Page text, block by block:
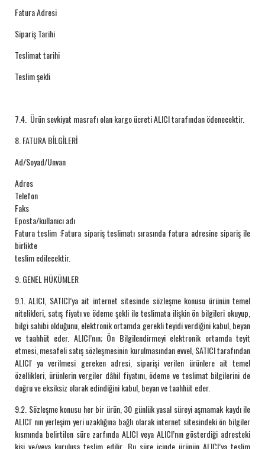
Fatura Adresi
Sipariş Tarihi
Teslimat tarihi
Teslim şekli
7.4. Ürün sevkiyat masrafı olan kargo ücreti ALICI tarafından ödenecektir.
8. FATURA BİLGİLERİ
Ad/Soyad/Unvan
Adres
Telefon
Faks
Eposta/kullanıcı adı
Fatura teslim :Fatura sipariş teslimatı sırasında fatura adresine sipariş ile
birlikte
teslim edilecektir.
9. GENEL HÜKÜMLER
9.1. ALICI, SATICI’ya ait internet sitesinde sözleşme konusu ürünün temel
nitelikleri, satış fiyatı ve ödeme şekli ile teslimata ilişkin ön bilgileri okuyup,
bilgi sahibi olduğunu, elektronik ortamda gerekli teyidi verdiğini kabul, beyan
ve taahhüt eder. ALICI’nın; Ön Bilgilendirmeyi elektronik ortamda teyit
etmesi, mesafeli satış sözleşmesinin kurulmasından evvel, SATICI tarafından
ALICI' ya verilmesi gereken adresi, siparişi verilen ürünlere ait temel
özellikleri, ürünlerin vergiler dâhil fiyatını, ödeme ve teslimat bilgilerini de
doğru ve eksiksiz olarak edindiğini kabul, beyan ve taahhüt eder.
9.2. Sözleşme konusu her bir ürün, 30 günlük yasal süreyi aşmamak kaydı ile
ALICI' nın yerleşim yeri uzaklığına bağlı olarak internet sitesindeki ön bilgiler
kısmında belirtilen süre zarfında ALICI veya ALICI’nın gösterdiği adresteki
kişi ve/veya kuruluşa teslim edilir. Bu süre içinde ürünün ALICI’ya teslim